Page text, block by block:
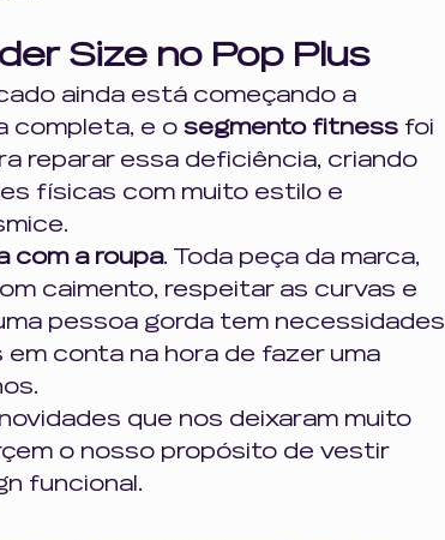
Size no Pop Plus
ainda está começando a
completa, e o segmento fitness foi
reparar essa deficiência, criando
físicas com muito estilo e
com a roupa. Toda peça da marca,
caimento, respeitar as curvas e
pessoa gorda tem necessidades
conta na hora de fazer uma
que nos deixaram muito
o nosso propósito de vestir
funcional.